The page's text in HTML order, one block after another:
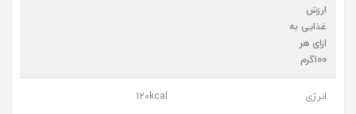
ارزش
غذایی به
ازای هر
100گرم
انرژی 120kcal